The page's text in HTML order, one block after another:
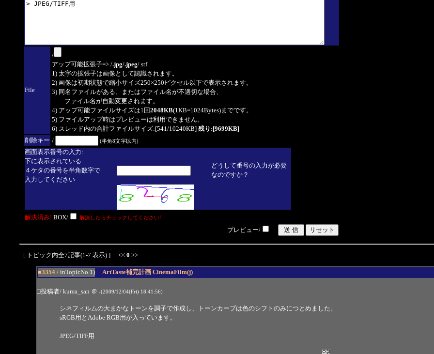
File
/
アップ可能拡張子=> /.jpg/.jpeg/.stf
1) 太字の拡張子は画像として認識されます。
2) 画像は初期状態で縮小サイズ250×250ピクセル以下で表示されます。
3) 同名ファイルがある、またはファイル名が不適切な場合、
ファイル名が自動変更されます。
4) アップ可能ファイルサイズは1回2048KB(1KB=1024Bytes)までです。
5) ファイルアップ時はプレビューは利用できません。
6) スレッド内の合計ファイルサイズ:[541/10240KB] 残り:[9699KB]
削除キー / (半角8文字以内)
画面表示番号の入力:
下に表示されている
４ケタの番号を半角数字で
入力してください
どうして番号の入力が必要
なのですか？
解決済み! BOX/ 解決したらチェックしてください!
プレビュー/
[ トピック内全7記事(1-7 表示) ] << 0 >>
■3354/ inTopicNo.1) ArtTaste補完計画 CinemaFilm(j)
□投稿者/ kuma_san ＠ -(2009/12/04(Fri) 18:41:56)
シネフィルムの大まかなトーンを調子で作成し、トーンカーブは色のシフトのみにつとめました。
sRGB用とAdobe RGB用が入っています。
JPEG/TIFF用